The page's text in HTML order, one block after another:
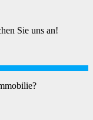
Sie uns an!